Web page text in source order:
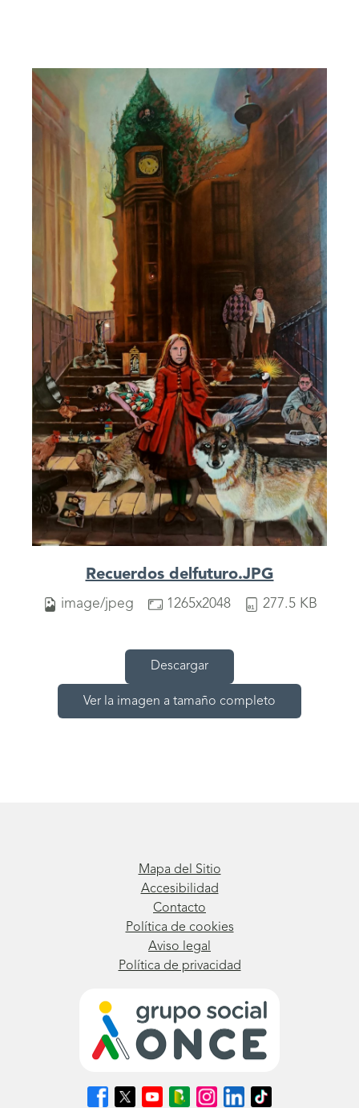
Recuerdos delfuturo.JPG
image/jpeg 1265x2048 277.5 KB
Descargar
Ver la imagen a tamaño completo
Mapa del Sitio
Accesibilidad
Contacto
Política de cookies
Aviso legal
Política de privacidad
SíguenosSíguenosSíguenosSíguenosSíguenosSíguenosSíguenos